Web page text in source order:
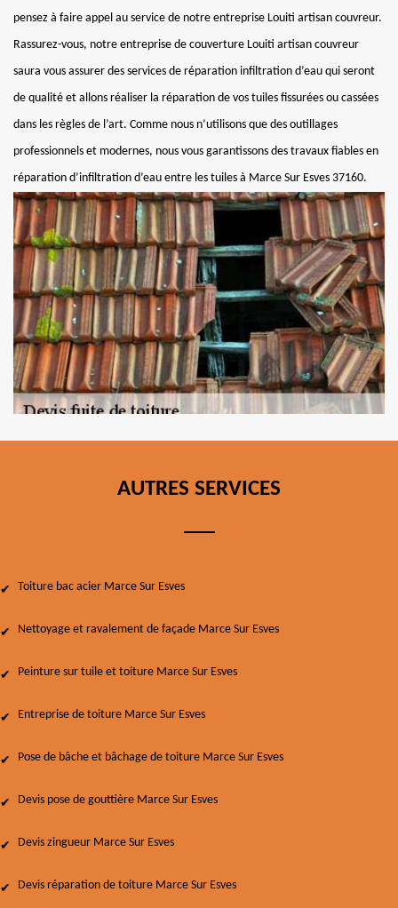
pensez à faire appel au service de notre entreprise Louiti artisan couvreur.
Rassurez-vous, notre entreprise de couverture Louiti artisan couvreur
saura vous assurer des services de réparation infiltration d’eau qui seront
de qualité et allons réaliser la réparation de vos tuiles fissurées ou cassées
dans les règles de l’art. Comme nous n’utilisons que des outillages
professionnels et modernes, nous vous garantissons des travaux fiables en
réparation d’infiltration d’eau entre les tuiles à Marce Sur Esves 37160.
AUTRES SERVICES
Toiture bac acier Marce Sur Esves
Nettoyage et ravalement de façade Marce Sur Esves
Peinture sur tuile et toiture Marce Sur Esves
Entreprise de toiture Marce Sur Esves
Pose de bâche et bâchage de toiture Marce Sur Esves
Devis pose de gouttière Marce Sur Esves
Devis zingueur Marce Sur Esves
Devis réparation de toiture Marce Sur Esves